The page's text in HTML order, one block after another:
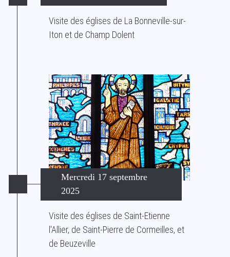
Visite des églises de La Bonneville-sur-
Iton et de Champ Dolent
Mercredi 17 septembre
2025
Visite des églises de Saint-Etienne
l'Allier, de Saint-Pierre de Cormeilles, et
de Beuzeville